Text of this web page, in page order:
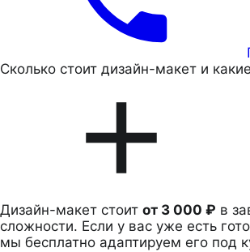
Сколько стоит дизайн-макет и
Дизайн-макет стоит от 3 000 ₽ в
сложности. Если у вас уже есть
мы бесплатно адаптируем его под